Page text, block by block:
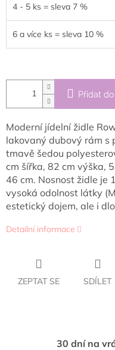
4 - 5 ks = sleva 7 %
6 a více ks = sleva 10 %
Přidat
Moderní jídelní židle
lakovaný dubový rám s
tmavě šedou
cm šířka, 82 cm výška,
46 cm. Nosnost židle je
vysoká odolnost látky
estetický dojem, ale i
Detailní informace
ZEPTAT SE SDÍLET
30 dní na